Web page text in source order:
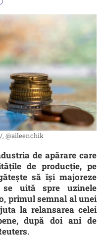
@aileenchik
de apărare care
de producţie, pe
să îşi majoreze
se uită spre uzinele
primul semnal al unei
la relansarea celei
după doi ani de